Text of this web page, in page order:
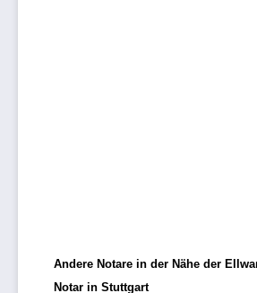
Andere Notare in der Nähe der
Notar in Stuttgart